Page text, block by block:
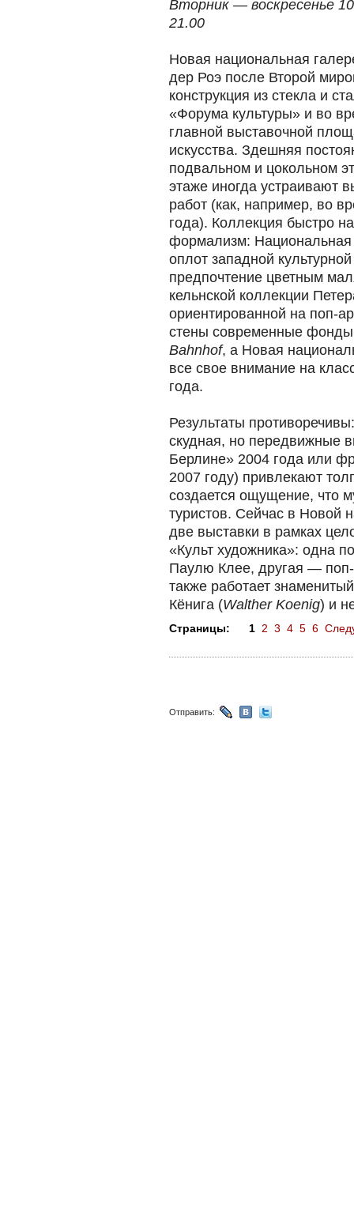
Вторник — воскресенье
21.00
Новая национальная
дер Роэ после Второй
конструкция из стекла и
«Форума культуры» и во
главной выставочной
искусства. Здешняя
подвальном и цокольном
этаже иногда устраивают
работ (как, например, во
года). Коллекция быстро
формализм:
оплот западной
предпочтение цветным
кельнской коллекции
ориентированной на поп-
стены современные
Bahnhof, а Новая
все свое внимание на
года.
Результаты
скудная, но передвижные
Берлине» 2004 года или
2007 году) привлекают
создается ощущение, что
туристов. Сейчас в Новой
две выставки в рамках
«Культ художника»: одна
Паулю Клее, другая —
также работает
Кёнига (Walther Koenig) и
Страницы: 1 2 3 4 5 6
Отправить: